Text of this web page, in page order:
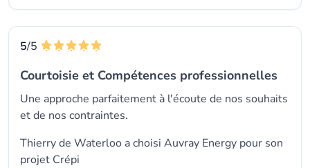
5/5
Courtoisie et Compétences professionnelles
Une approche parfaitement à l'écoute de nos souhaits
et de nos contraintes.
Thierry de Waterloo a choisi Auvray Energy pour son
projet Crépi